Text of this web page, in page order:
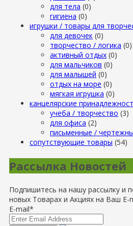
для тела (0)
гигиена (0)
игрушки / товары для
для девочек (0)
творчество / логика (0)
активный отдых (0)
для мальчиков (0)
для малышей (0)
отдых на море (0)
мягкая игрушка (0)
канцелярские
учеба / творчество (3)
для офиса (2)
письменные /
сопутствующие товары (54)
Рассылка Новостей
Подпишитесь на нашу рассылку и
новых Товарах и Акциях на Ваш E-
E-mail*